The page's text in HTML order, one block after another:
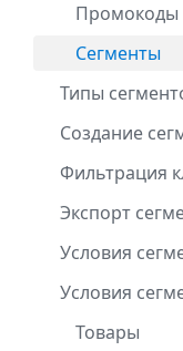
Промокоды
Сегменты
Типы
Создание
Фильтрация
Экспорт
Условия
Условия
Товары